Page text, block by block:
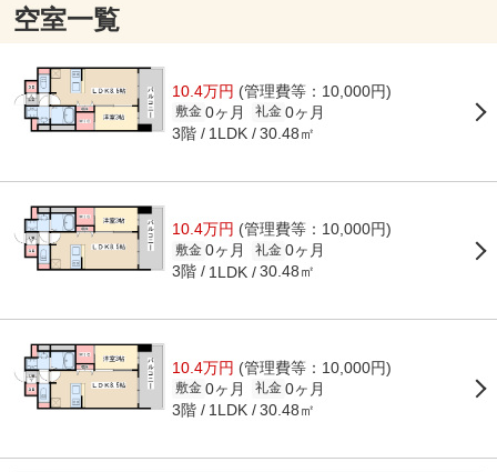
空室一覧
10.4万円 (管理費等：10,000円)
敷金 0ヶ月 礼金 0ヶ月
3階 1LDK 30.48㎡
10.4万円 (管理費等：10,000円)
敷金 0ヶ月 礼金 0ヶ月
3階 1LDK 30.48㎡
10.4万円 (管理費等：10,000円)
敷金 0ヶ月 礼金 0ヶ月
3階 1LDK 30.48㎡